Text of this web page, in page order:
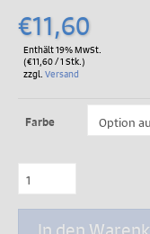
€11,60
Enthält 19% MwSt.
(€11,60/ 1 Stk.)
zzgl.Versand
Farbe
Lite
Reiseetui
Menge